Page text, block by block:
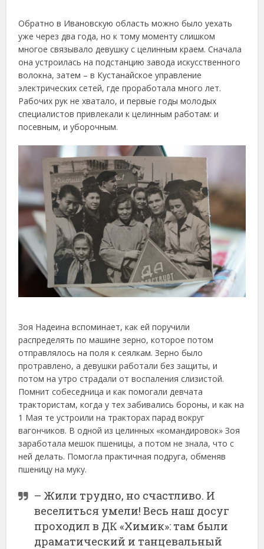
Обратно в Ивановскую область можно было уехать
уже через два года, но к тому моменту слишком
многое связывало девушку с целинным краем. Сначала
она устроилась на подстанцию завода искусственного
волокна, затем – в Кустанайское управление
электрических сетей, где проработала много лет.
Рабочих рук не хватало, и первые годы молодых
специалистов привлекали к целинным работам: и
посевным, и уборочным.
Зоя Надеина вспоминает, как ей поручили
распределять по машине зерно, которое потом
отправлялось на поля к сеялкам. Зерно было
протравлено, а девушки работали без защиты, и
потом на утро страдали от воспаления слизистой.
Помнит собеседница и как помогали девчата
трактористам, когда у тех забивались бороны, и как на
1 Мая те устроили на тракторах парад вокруг
вагончиков. В одной из целинных «командировок» Зоя
заработала мешок пшеницы, а потом не знала, что с
ней делать. Помогла практичная подруга, обменяв
пшеницу на муку.
– Жили трудно, но счастливо. И
веселиться умели! Весь наш досуг
проходил в ДК «Химик»: там были
драматический и танцевальный